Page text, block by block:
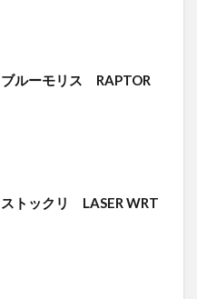
ブルーモリス RAPTOR
ストックリ LASER WRT